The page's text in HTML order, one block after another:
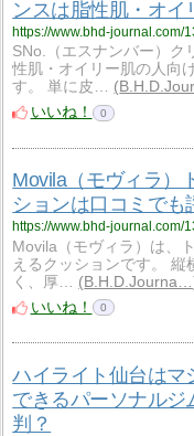
ンスは脂性肌・オイ
https://www.bhd-journal.com/
SNo.（エスナンバー）ク
性肌・オイリー肌の人向
す。 単に皮…
いいね！
0
Movila（モヴィラ）
ションは口コミでも
https://www.bhd-journal.com/
Movila（モヴィラ）は、
えるクッションです。 縦
く、厚…
B.H.D.Journa…
いいね！
0
ハイライト仙台はマ
できるパーソナルジ
判？